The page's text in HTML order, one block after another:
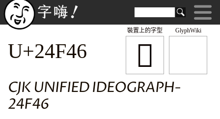
GlyphWiki
𤽆
裝置上的字型
U+24F46
CJK UNIFIED IDEOGRAPH-
24F46